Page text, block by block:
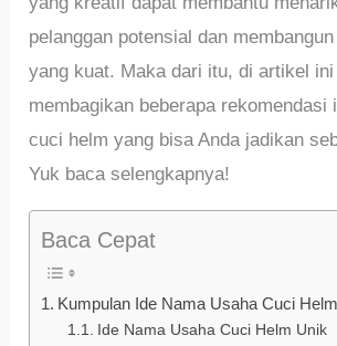
pelanggan potensial dan
yang kuat. Maka dari itu, di artikel
membagikan beberapa rekomendasi
cuci helm yang bisa Anda jadikan
Yuk baca selengkapnya!
Baca Cepat
Kumpulan Ide Nama Usaha Cuci Helm
Ide Nama Usaha Cuci Helm Unik